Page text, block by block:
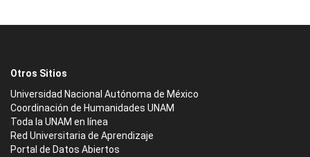
Otros Sitios
Universidad Nacional Autónoma de México
Coordinación de Humanidades UNAM
Toda la UNAM en línea
Red Universitaria de Aprendizaje
Portal de Datos Abiertos